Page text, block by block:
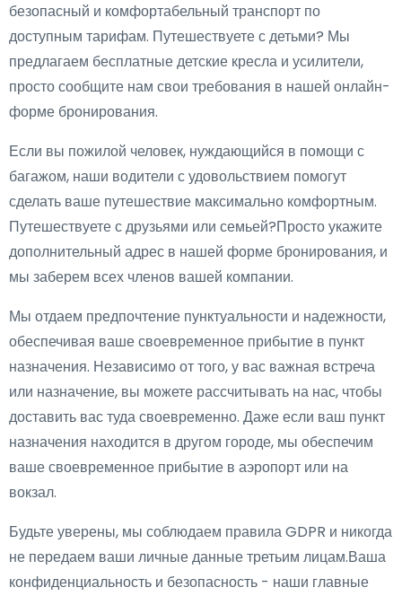
безопасный и комфортабельный транспорт по
доступным тарифам. Путешествуете с детьми? Мы
предлагаем бесплатные детские кресла и усилители,
просто сообщите нам свои требования в нашей онлайн-
форме бронирования.
Если вы пожилой человек, нуждающийся в помощи с
багажом, наши водители с удовольствием помогут
сделать ваше путешествие максимально комфортным.
Путешествуете с друзьями или семьей?Просто укажите
дополнительный адрес в нашей форме бронирования, и
мы заберем всех членов вашей компании.
Мы отдаем предпочтение пунктуальности и надежности,
обеспечивая ваше своевременное прибытие в пункт
назначения. Независимо от того, у вас важная встреча
или назначение, вы можете рассчитывать на нас, чтобы
доставить вас туда своевременно. Даже если ваш пункт
назначения находится в другом городе, мы обеспечим
ваше своевременное прибытие в аэропорт или на
вокзал.
Будьте уверены, мы соблюдаем правила GDPR и никогда
не передаем ваши личные данные третьим лицам.Ваша
конфиденциальность и безопасность - наши главные